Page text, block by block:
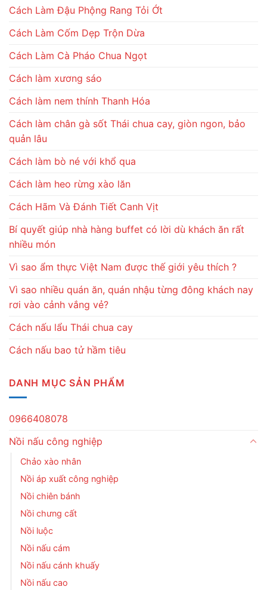
Cách Làm Đậu Phộng Rang Tỏi Ớt
Cách Làm Cốm Dẹp Trộn Dừa
Cách Làm Cà Pháo Chua Ngọt
Cách làm xương sáo
Cách làm nem thính Thanh Hóa
Cách làm chân gà sốt Thái chua cay, giòn ngon, bảo
quản lâu
Cách làm bò né với khổ qua
Cách làm heo rừng xào lăn
Cách Hãm Và Đánh Tiết Canh Vịt
Bí quyết giúp nhà hàng buffet có lời dù khách ăn rất
nhiều món
Vì sao ẩm thực Việt Nam được thế giới yêu thích ?
Vì sao nhiều quán ăn, quán nhậu từng đông khách nay
rơi vào cảnh vắng vẻ?
Cách nấu lẩu Thái chua cay
Cách nấu bao tử hầm tiêu
DANH MỤC SẢN PHẨM
0966408078
Nồi nấu công nghiệp
Chảo xào nhân
Nồi áp xuất công nghiệp
Nồi chiên bánh
Nồi chưng cất
Nồi luộc
Nồi nấu cám
Nồi nấu cánh khuấy
Nồi nấu cao